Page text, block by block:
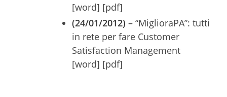
[word] [pdf]
(24/01/2012) – “MiglioraPA”: tutti
in rete per fare Customer
Satisfaction Management
[word] [pdf]